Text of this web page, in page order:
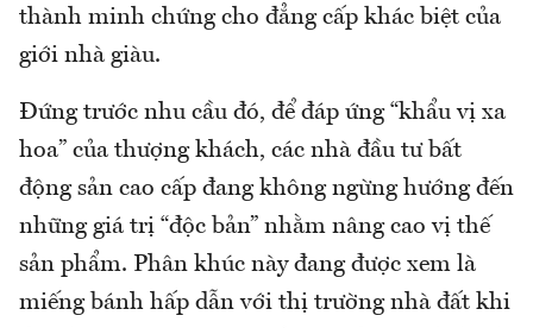
thành minh chứng cho đẳng cấp khác biệt của
giới nhà giàu.
Đứng trước nhu cầu đó, để đáp ứng “khẩu vị xa
hoa” của thượng khách, các nhà đầu tư bất
động sản cao cấp đang không ngừng hướng đến
những giá trị “độc bản” nhằm nâng cao vị thế
sản phẩm. Phân khúc này đang được xem là
miếng bánh hấp dẫn với thị trường nhà đất khi